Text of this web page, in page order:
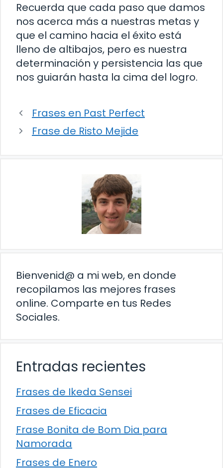
Recuerda que cada paso que damos
nos acerca más a nuestras metas y
que el camino hacia el éxito está
lleno de altibajos, pero es nuestra
determinación y persistencia las que
nos guiarán hasta la cima del logro.
Frases en Past Perfect
Frase de Risto Mejide
Bienvenid@ a mi web, en donde
recopilamos las mejores frases
online. Comparte en tus Redes
Sociales.
Entradas recientes
Frases de Ikeda Sensei
Frases de Eficacia
Frase Bonita de Bom Dia para
Namorada
Frases de Enero